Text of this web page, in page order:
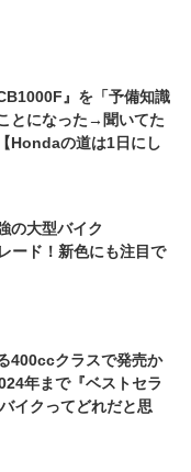
』を「予備知識
とになった→聞いてた
Hondaの道は1日にし
一印象 編】
の大型バイク
ード！新色にも注目で
400ccクラスで発売か
年まで『ベストセラ
イクってどれだと思